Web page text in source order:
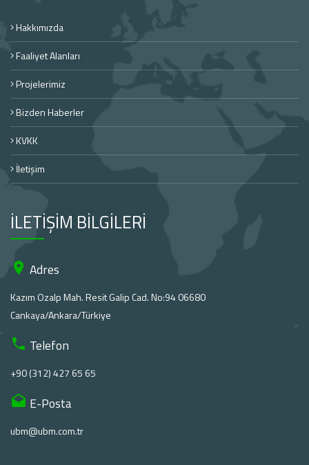
Hakkımızda
Faaliyet Alanları
Projelerimiz
Bizden Haberler
KVKK
İletişim
İLETİŞİM BİLGİLERİ
Adres
Kazım Ozalp Mah. Resit Galip Cad. No:94 06680
Cankaya/Ankara/Türkiye
Telefon
+90 (312) 427 65 65
E-Posta
ubm@ubm.com.tr